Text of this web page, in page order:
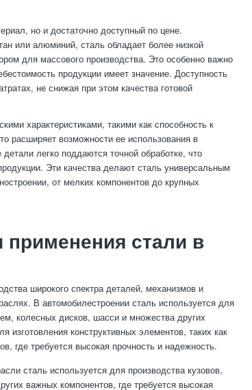
но и достаточно доступный по цене.
или алюминий, сталь обладает более низкой
для массового производства. Это особенно важно
продукции имеет значение. Доступность
не снижая при этом качества готовой
характеристиками, такими как способность к
расширяет возможности ее использования в
легко поддаются точной обработке, что
Эти качества делают сталь универсальным
от мелких компонентов до крупных
стали в
широкого спектра деталей, механизмов и
В автомобилестроении сталь используется для
колесных дисков, шасси и множества других
изготовления конструктивных элементов, таких как
где требуется высокая прочность и надежность.
сталь используется для производства кузовов,
важных компонентов, где требуется высокая